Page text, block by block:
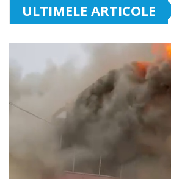
ULTIMELE ARTICOLE